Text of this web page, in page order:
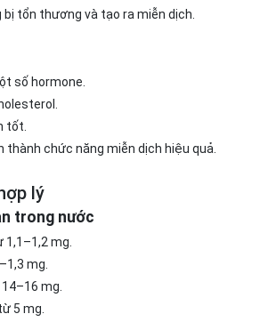
tổn thương và tạo ra miễn dịch.
số hormone.
tốt.
chức năng miễn dịch hiệu quả.
lý
trong nước
mg.
mg.
mg.
5 mg.